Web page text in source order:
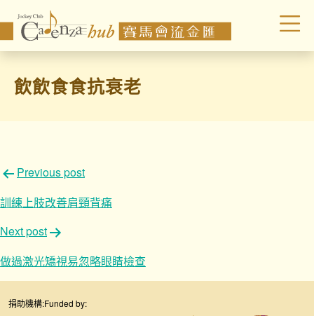
飲飲食食抗衰老
文
章
導
覽
Previous post
訓練上肢改善肩頸背痛
Next post
做過激光矯視易忽略眼睛檢查
捐助機構:Funded by: